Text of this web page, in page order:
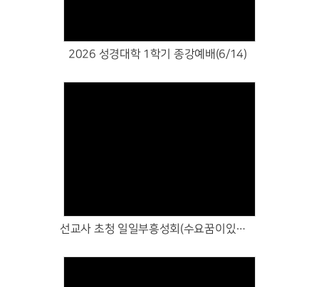
2026 성경대학 1학기 종강예배(6/14)
선교사 초청 일일부흥성회(수요꿈이있는예배)(6/10)